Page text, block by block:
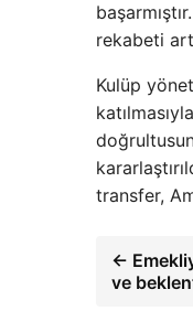
rekabeti
Kulüp
transfer,
←
ve